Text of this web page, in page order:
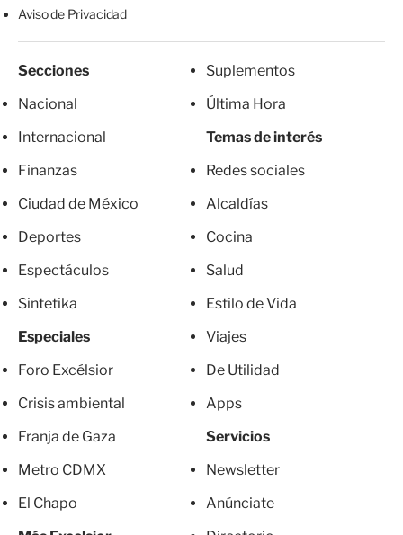
Aviso de Privacidad
Secciones
Nacional
Internacional
Finanzas
Ciudad de México
Deportes
Espectáculos
Sintetika
Especiales
Foro Excélsior
Crisis ambiental
Franja de Gaza
Metro CDMX
El Chapo
Suplementos
Última Hora
Temas de interés
Redes sociales
Alcaldías
Cocina
Salud
Estilo de Vida
Viajes
De Utilidad
Apps
Servicios
Newsletter
Anúnciate